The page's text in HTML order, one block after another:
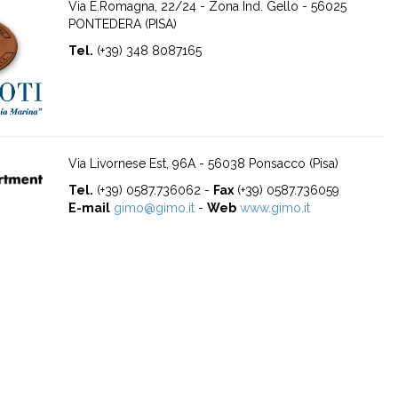
Via E.Romagna, 22/24 - Zona Ind. Gello - 56025
PONTEDERA (PISA)
Tel. (+39) 348 8087165
Via Livornese Est, 96A - 56038 Ponsacco (Pisa)
Tel. (+39) 0587.736062 - Fax(+39) 0587.736059
E-mail gimo@gimo.it- Web www.gimo.it